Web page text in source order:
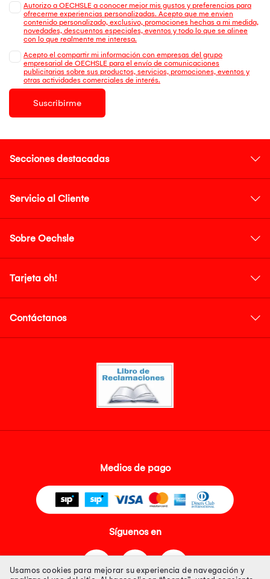
Autorizo a OECHSLE a conocer mejor mis gustos y preferencias para
ofrecerme experiencias personalizadas. Acepto que me envien
contenido personalizado, exclusivo, promociones hechas a mi medida,
novedades, descuentos especiales, eventos y todo lo que se alinee
con lo que realmente me interesa.
Acepto el compartir mi información con empresas del grupo
empresarial de OECHSLE para el envío de comunicaciones
publicitarias sobre sus productos, servicios, promociones, eventos y
otras actividades comerciales de interés.
Suscribirme
Secciones destacadas
Servicio al Cliente
Sobre Oechsle
Tarjeta oh!
Contáctanos
Medios de pago
Síguenos en
Usamos cookies para mejorar su experiencia de navegación y